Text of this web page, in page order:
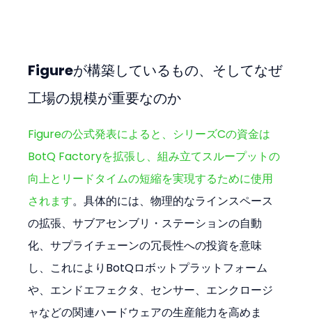
Figureが構築しているもの、そしてなぜ
工場の規模が重要なのか
Figureの公式発表によると、シリーズCの資金は
BotQ Factoryを拡張し、組み立てスループットの
向上とリードタイムの短縮を実現するために使用
されます。具体的には、物理的なラインスペース
の拡張、サブアセンブリ・ステーションの自動
化、サプライチェーンの冗長性への投資を意味
し、これによりBotQロボットプラットフォーム
や、エンドエフェクタ、センサー、エンクロージ
ャなどの関連ハードウェアの生産能力を高めま